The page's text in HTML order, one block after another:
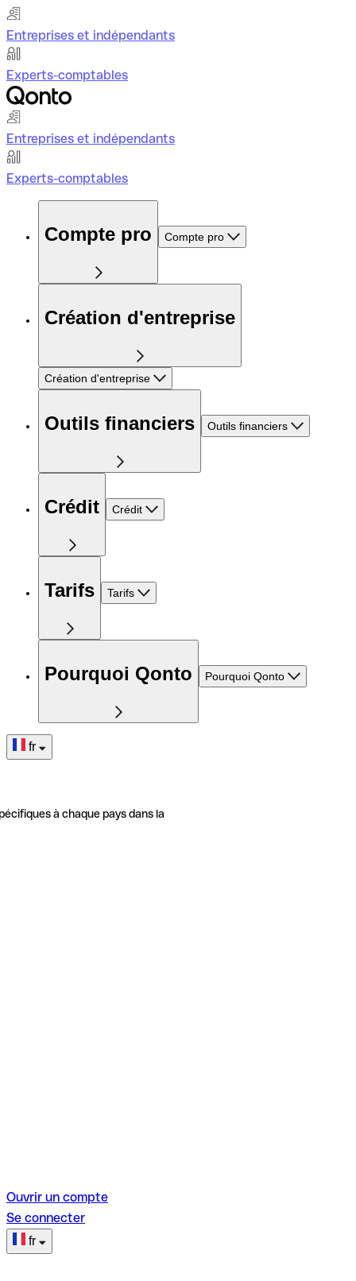
Entreprises et indépendants
Experts-comptables
Entreprises et indépendants
Experts-comptables
Compte pro Compte pro
Création d'entreprise
Création d'entreprise
Outils financiers Outils financiers
Crédit Crédit
Tarifs Tarifs
Pourquoi Qonto Pourquoi Qonto
fr
à chaque pays dans la
Ouvrir un compte
Se connecter
fr